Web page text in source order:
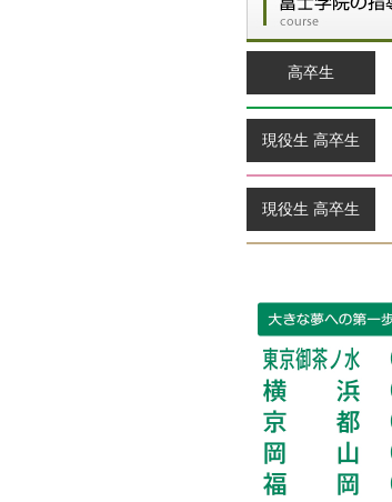
高卒生
現役生 高卒生
現役生 高卒生